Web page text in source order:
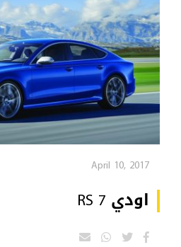
April 10, 2017
اودي RS 7